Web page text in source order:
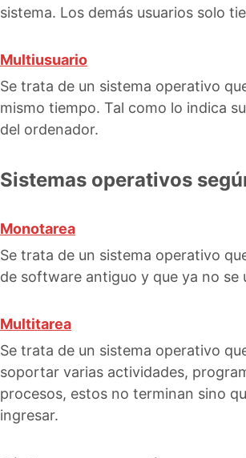
sistema. Los demás usuarios solo
Multiusuario
Se trata de un sistema operativo
mismo tiempo. Tal como lo indica
del ordenador.
Sistemas operativos
Monotarea
Se trata de un sistema operativo
de software antiguo y que ya no
Multitarea
Se trata de un sistema operativo
soportar varias actividades,
procesos, estos no terminan sino
ingresar.